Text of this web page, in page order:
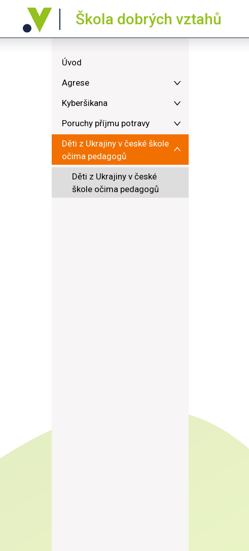
Škola dobrých vztahů
Úvod
Agrese
Kyberšikana
Poruchy příjmu potravy
Děti z Ukrajiny v české škole
očima pedagogů
Děti z Ukrajiny v české
škole očima pedagogů